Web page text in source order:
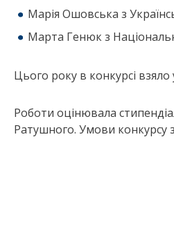
Марія Ошовська з
Марта Генюк з
Цього року в конкурсі
Роботи оцінювала
Ратушного. Умови конкурсу